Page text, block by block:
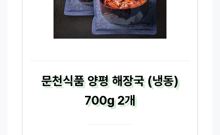
문천식품 양평 해장국 (냉동)
700g 2개